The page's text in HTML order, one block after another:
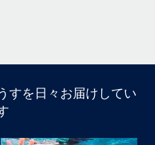
ージです
ターのご利用が続いていて
すを日々お届けしてい